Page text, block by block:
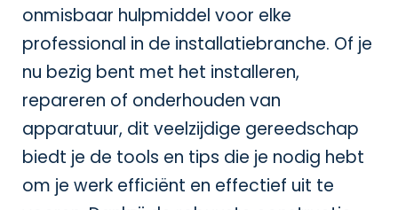
onmisbaar hulpmiddel voor elke
professional in de installatiebranche. Of je
nu bezig bent met het installeren,
repareren of onderhouden van
apparatuur, dit veelzijdige gereedschap
biedt je de tools en tips die je nodig hebt
om je werk efficiënt en effectief uit te